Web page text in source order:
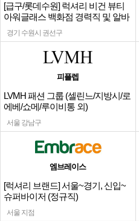
[급구/롯데수원] 럭셔리 비건 뷰티
아워글래스 백화점 경력직 및 알바
채용
경기 수원시 권선구
피플렙
LVMH 패션 그룹 (셀린느/지방시/로
에베/쇼메/루이비통 외)
서울 강남구
엠브레이스
[럭셔리 브랜드] 서울~경기, 신입~
슈퍼바이저 (정규직)
서울 지점